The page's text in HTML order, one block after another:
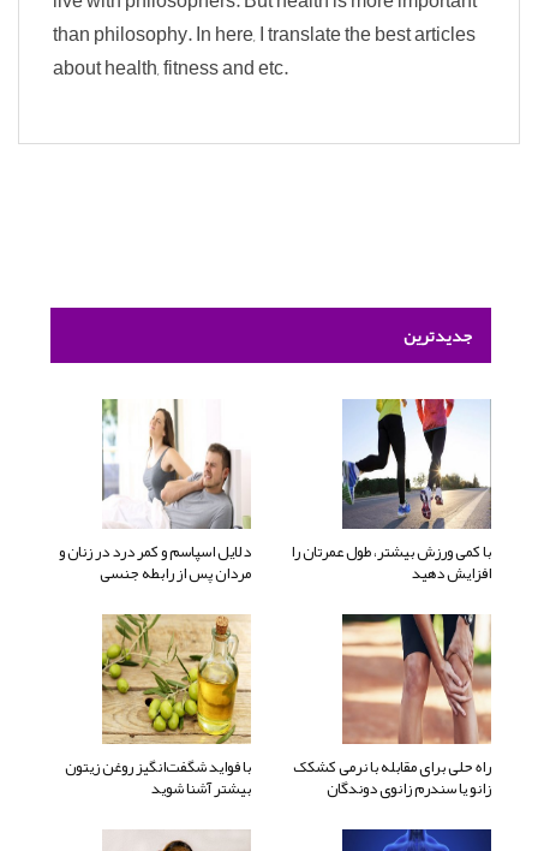
than philosophy. In here, I translate the best articles
about health, fitness and etc.
جدیدترین
با کمی ورزش بیشتر، طول عمرتان را
افزایش دهید
دلایل اسپاسم و کمر درد در زنان و
مردان پس از رابطه جنسی
راه حلی برای مقابله با نرمی کشکک
زانو یا سندرم زانوی دوندگان
با فواید شگفت‌انگیز روغن زیتون
بیشتر آشنا شوید